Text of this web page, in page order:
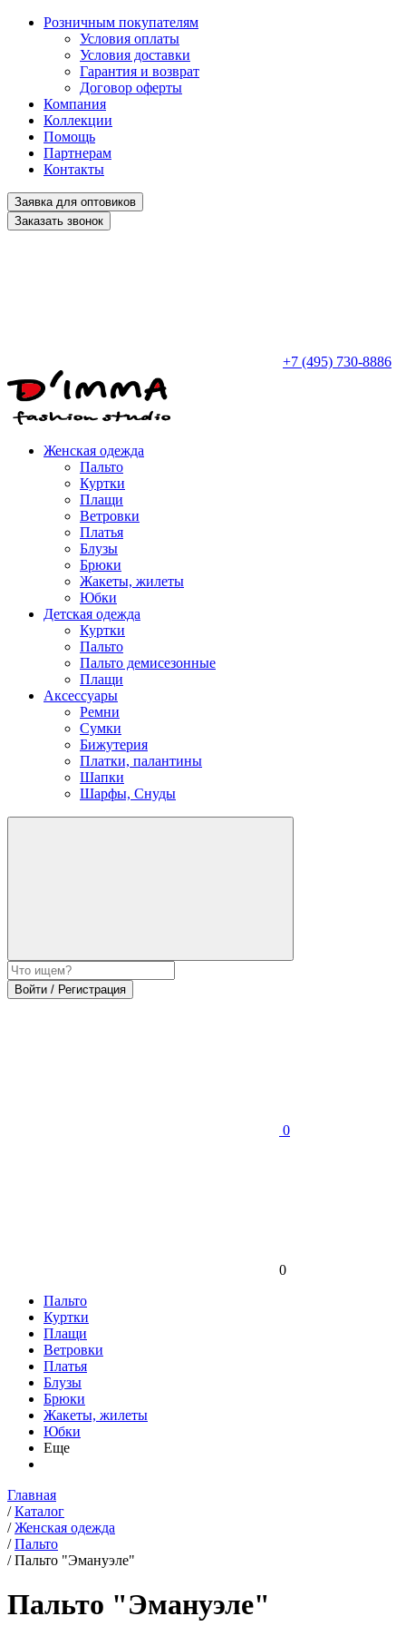
Розничным покупателям
Условия оплаты
Условия доставки
Гарантия и возврат
Договор оферты
Компания
Коллекции
Помощь
Партнерам
Контакты
Заявка для оптовиков
Заказать звонок
+7 (495) 730-8886
Женская одежда
Пальто
Куртки
Плащи
Ветровки
Платья
Блузы
Брюки
Жакеты, жилеты
Юбки
Детская одежда
Куртки
Пальто
Пальто демисезонные
Плащи
Аксессуары
Ремни
Сумки
Бижутерия
Платки, палантины
Шапки
Шарфы, Снуды
Войти / Регистрация
0
0
Пальто
Куртки
Плащи
Ветровки
Платья
Блузы
Брюки
Жакеты, жилеты
Юбки
Еще
Главная
/ Каталог
/ Женская одежда
/ Пальто
/ Пальто "Эмануэле"
Пальто "Эмануэле"